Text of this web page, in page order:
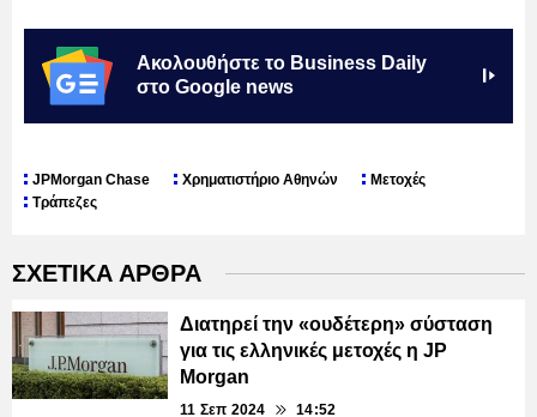
Ακολουθήστε το Business Daily
στο Google news
JPMorgan Chase Χρηματιστήριο Αθηνών
Μετοχές
Τράπεζες
ΣΧΕΤΙΚΑ ΑΡΘΡΑ
Διατηρεί την «ουδέτερη» σύσταση
για τις ελληνικές μετοχές η JP
Morgan
11 Σεπ 2024 14:52